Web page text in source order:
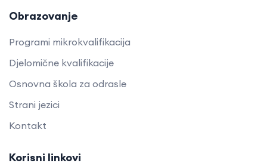
Obrazovanje
Programi mikrokvalifikacija
Djelomične kvalifikacije
Osnovna škola za odrasle
Strani jezici
Kontakt
Korisni linkovi